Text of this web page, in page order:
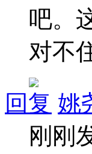
吧。
对不
回复 姚
刚刚